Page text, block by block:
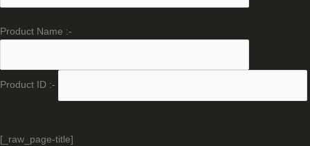
Product Name :-
Product ID :-
[_raw_page-title]